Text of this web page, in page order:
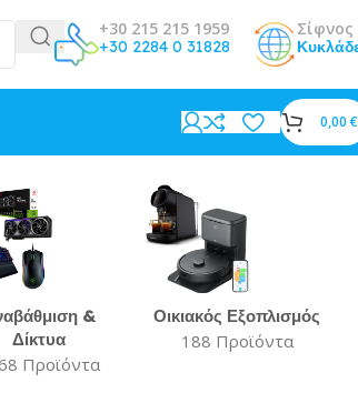
+30 215 215 1959
+30 2284 0 31828
Σίφνος
0,00 €
&
Δίκτυα
Προϊόντα
Οικιακός Εξοπλισμός
188 Προϊόντα